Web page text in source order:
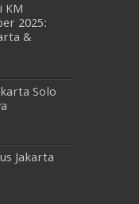
KM
2025:
&
Solo
Jakarta